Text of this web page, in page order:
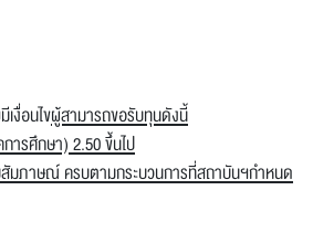
งื่อนไขผู้สามารถขอรับทุนดังนี้
ารศึกษา) 2.50 ขึ้นไป
มภาษณ์ ครบตามกระบวนการที่สถาบันฯกำหนด